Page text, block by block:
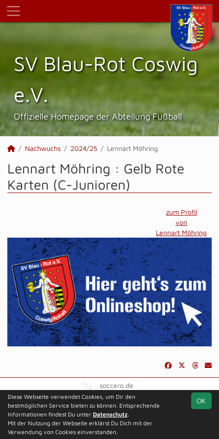
SV Blau-Rot Coswig
e.V.
Offizielle Homepage der Abteilung Fußball
Nachwuchs 2024/25 Lennart Möhring
Lennart Möhring : Gelb Rote
Karten (C-Junioren)
zum Profil
von
Lennart Möhring
soccero.de
© 2006 - 2026
Besucherstatistik Kontakt Impressum Datenschutz
OK
Diese Webseite verwendet Cookies, um Dir den
bestmöglichen Service bieten zu können. Entsprechende
Informationen findest Du unter Datenschutz.
Mit der Nutzung der Webseite erklärst Du Dich mit der
Verwendung von Cookies einverstanden.